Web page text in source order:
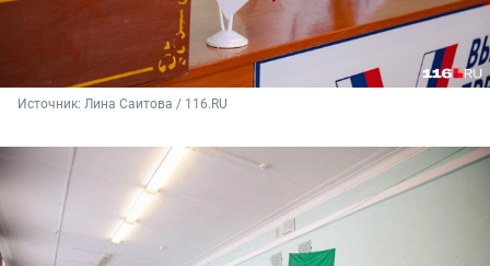
Источник: Лина Саитова / 116.RU